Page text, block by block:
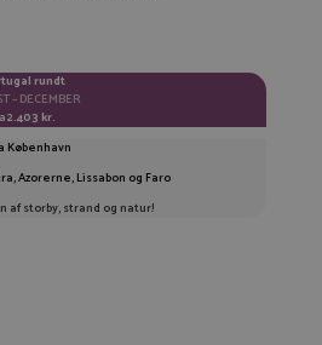
rundt
– DECEMBER
2.403 kr.
København
Azorerne, Lissabon og Faro
af storby, strand og natur!